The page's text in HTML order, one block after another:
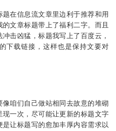
在信息流文章里边利于推荐和用
文章标题带上了福利二字。而且
击凶猛，标题我写上了百度云，
下载链接，这样也是保持文要对
咱们自己做站相同去故意的堆砌
一次，尽可能让更新的标题文字
让标题写的愈加丰厚内容需求以